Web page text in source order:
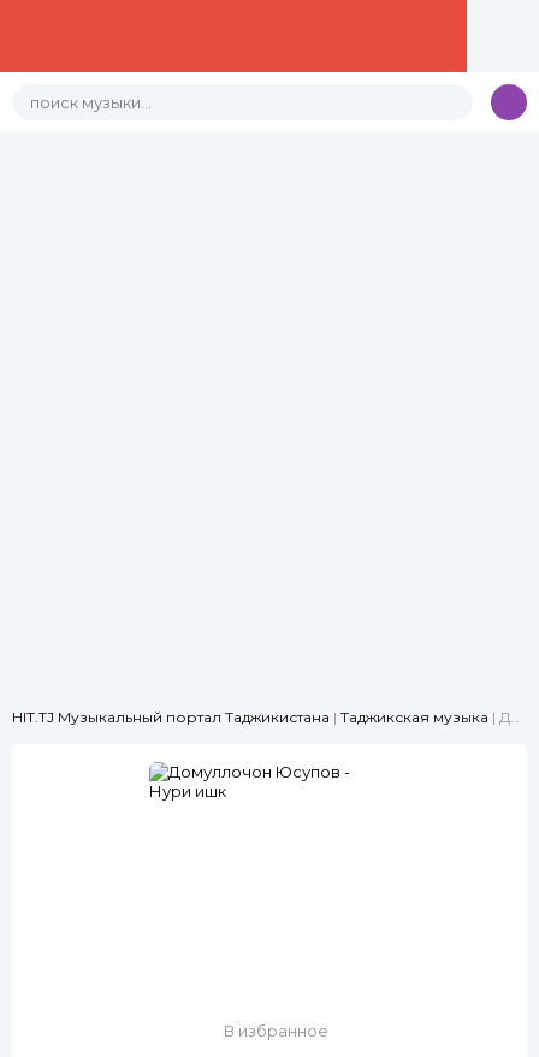
HIT.TJ Музыкальный портал Таджикистана | Таджикская музыка | Домуллочон Юсупов - Нури ишк
В избранное